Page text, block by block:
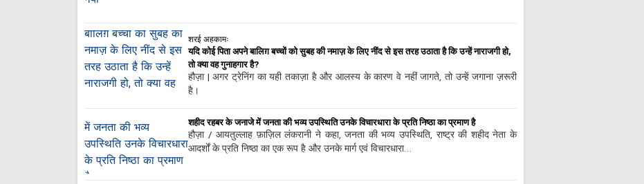
शरई अहकामः
यदि कोई पिता अपने बालिग़ बच्चों को सुबह की नमाज़ के लिए नींद से इस तरह उठाता है कि उन्हें नाराजगी हो,
तो क्या वह गुनाहगार है?
हौज़ा | अगर ट्रेनिंग का यही तकाज़ा है और आलस्य के कारण वे नहीं जागते, तो उन्हें जगाना ज़रूरी
है।
शहीद रहबर के जनाजे में जनता की भव्य उपस्थिति उनके विचारधारा के प्रति निष्ठा का प्रमाण है
हौज़ा / आयतुल्लाह फ़ाज़िल लंकरानी ने कहा, जनता की भव्य उपस्थिति, राष्ट्र की शहीद नेता के
आदर्शों के प्रति निष्ठा का एक रूप है और उनके मार्ग एवं विचारधारा…